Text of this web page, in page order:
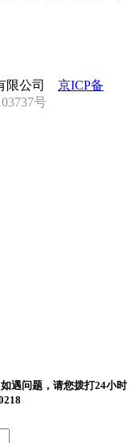
限公司 京ICP备
号
遇问题，请您拨打24小时